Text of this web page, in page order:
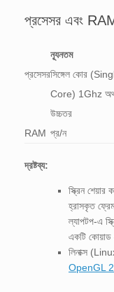
প্রসেসর এবং
ন্যূনতম
প্রসেসরসিঙ্গেল কোর
Core) 1Ghz
উচ্চতর
RAM প্র/ন
দ্রষ্টব্য:
স্ক্রিন
হ্রাসকৃত
ল্যাপটপ-এ
একটি কোয়াড
লিনাক্স
OpenGL